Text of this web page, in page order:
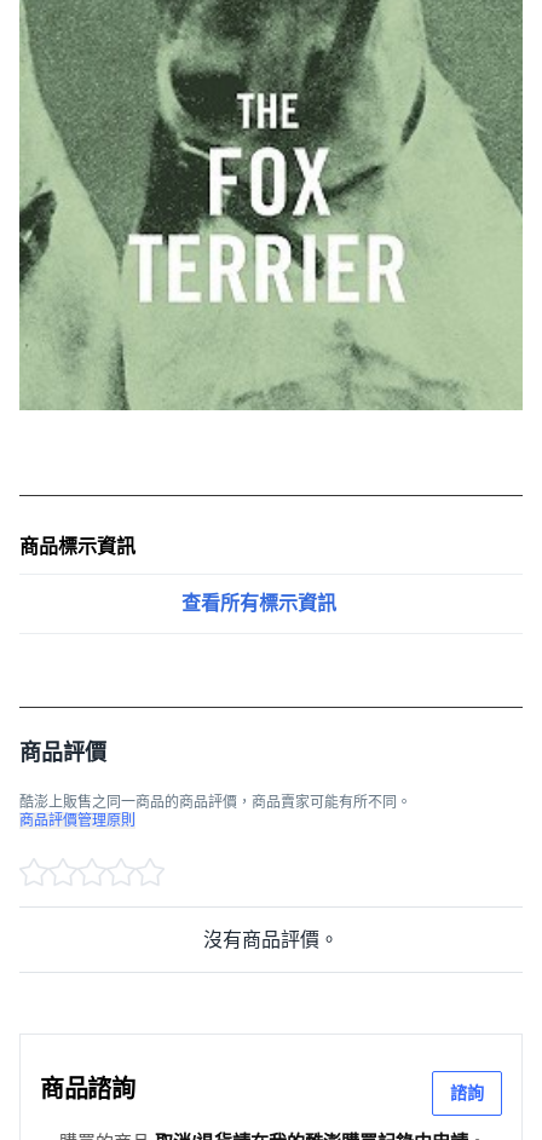
商品標示資訊
查看所有標示資訊
商品評價
酷澎上販售之同一商品的商品評價，商品賣家可能有所不同。
商品評價管理原則
沒有商品評價。
商品諮詢 諮詢